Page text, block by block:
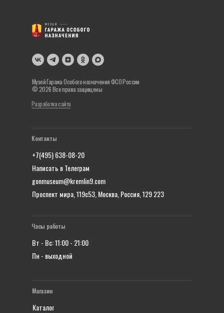
Разработка сайта
Музей Гаража Особого назначения ФСО России
© 2026 Все права защищены
Магазин
Каталог
Часы работы
Пн - выходной
Вт - Вс: 11:00 - 21:00
Контакты
Проспект мира, 119с53, Москва, Россия, 129 223
gonmuseum@kremlin9.com
Написать в Телеграм
+7(495) 638-08-20